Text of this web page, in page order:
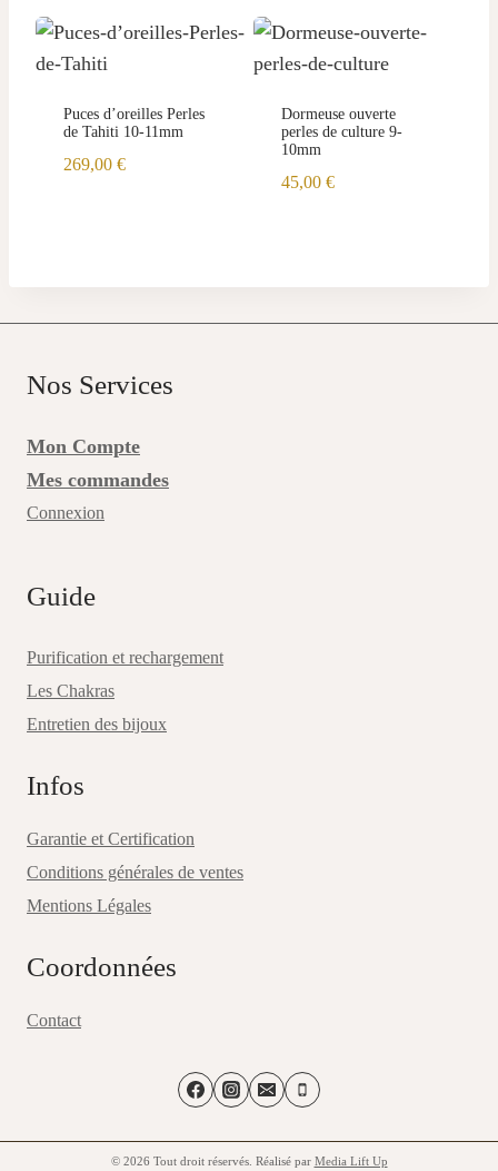
Puces d’oreilles Perles
de Tahiti 10-11mm
269,00 €
Dormeuse ouverte
perles de culture 9-
10mm
45,00 €
Nos Services
Mon Compte
Mes commandes
Connexion
Guide
Purification et rechargement
Les Chakras
Entretien des bijoux
Infos
Garantie et Certification
Conditions générales de ventes
Mentions Légales
Coordonnées
Contact
© 2026 Tout droit réservés. Réalisé par Media Lift Up